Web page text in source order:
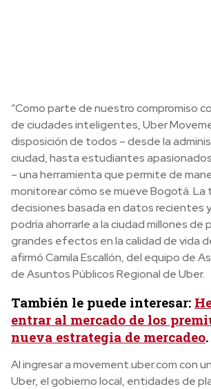
“Como parte de nuestro compromiso
de ciudades inteligentes, Uber
disposición de todos – desde la
ciudad, hasta estudiantes
– una herramienta que permite de
monitorear cómo se mueve Bogotá. La
decisiones basada en datos recientes
podría ahorrarle a la ciudad millones de
grandes efectos en la calidad de vida
afirmó Camila Escallón, del equipo de
de Asuntos Públicos Regional de Uber.
También le puede interesar:
entrar al mercado de los
nueva estrategia de mercadeo.
Al ingresar a movement.uber.com con
Uber, el gobierno local, entidades de